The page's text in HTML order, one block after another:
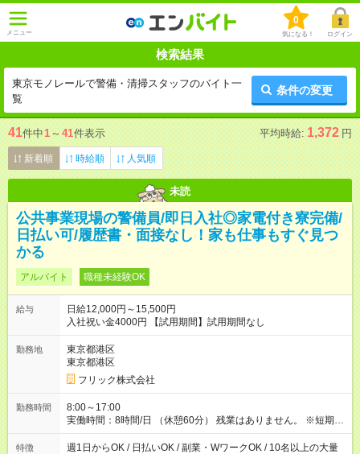
メニュー
0
気になる！ ログイン
検索結果
東京モノレールで警備・清掃スタッフのバイト一
覧
条件の変更
41件中1 ～ 41件表示 平均時給: 1,372 円
新着順 時給順 人気順
未読
公共事業現場の警備員/即日入社◎家電付き寮完備/
日払い可/履歴書・面接なし！家も仕事もすぐ見つ
かる
アルバイト 職種未経験OK
給与
日給12,000円～15,500円
入社祝い金4000円 【試用期間】試用期間なし
勤務地
東京都港区
東京都港区
フリック株式会社
勤務時間
8:00～17:00
実働時間：8時間/日 （休憩60分） 残業はありません。 ※短期の
募集は行っておりません。予めご了承くださいませ。
特徴
週1日からOK / 日払いOK / 副業・WワークOK / 10名以上の大量